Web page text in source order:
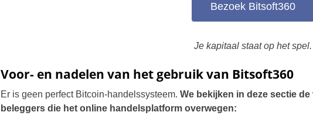
Bezoek Bitsoft360
Je kapitaal staat op het spel.
Voor- en nadelen van het gebruik van Bitsoft360
Er is geen perfect Bitcoin-handelssysteem. We bekijken in deze sectie
beleggers die het online handelsplatform overwegen: